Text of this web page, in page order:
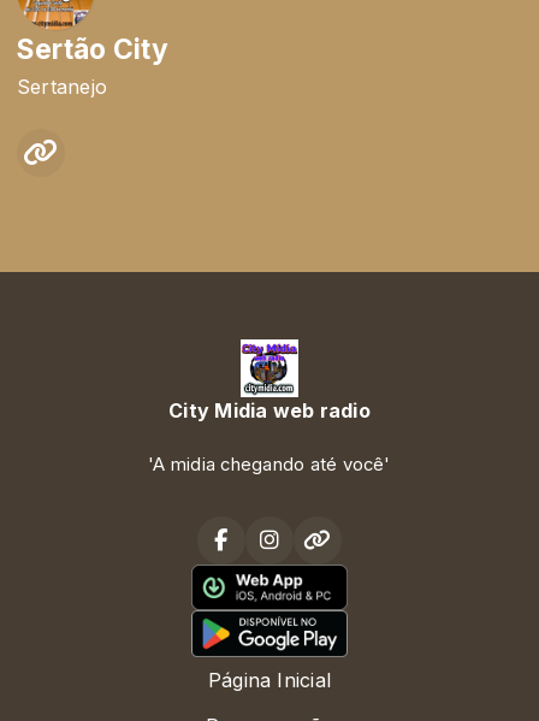
Sertão City
Sertanejo
City Midia web radio
'A midia chegando até você'
Página Inicial